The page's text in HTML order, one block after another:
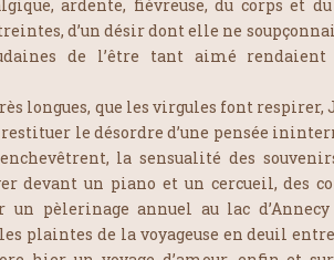
ardente, fiévreuse, du corps et
d’un désir dont elle ne
de l’être tant aimé rendaient
longues, que les virgules font respirer,
le désordre d’une pensée
la sensualité des
devant un piano et un cercueil, des
un pèlerinage annuel au lac
plaintes de la voyageuse en deuil